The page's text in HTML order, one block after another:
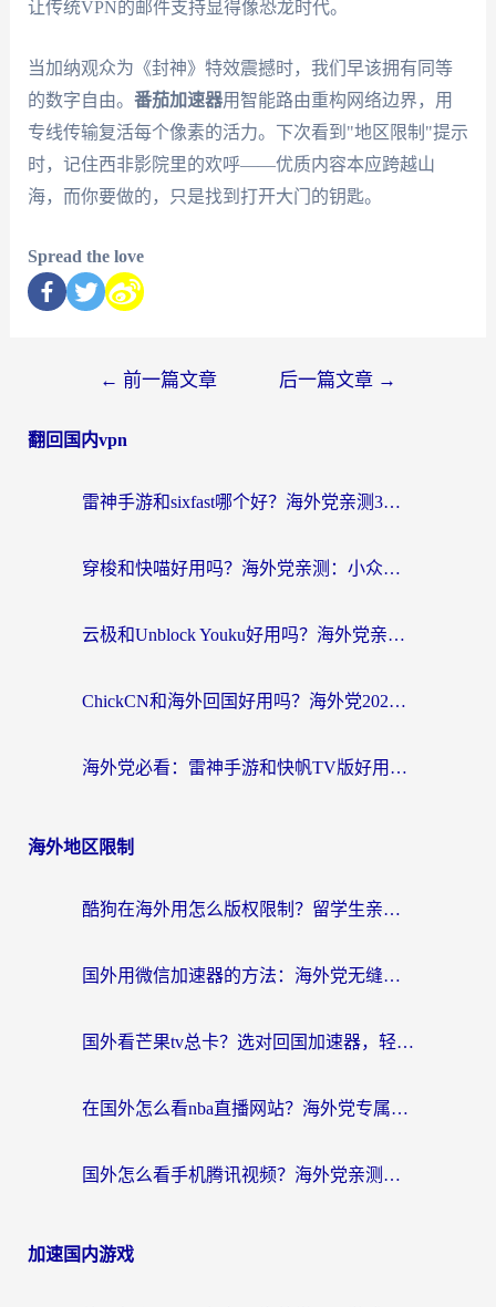
让传统VPN的邮件支持显得像恐龙时代。
当加纳观众为《封神》特效震撼时，我们早该拥有同等
的数字自由。 番茄加速器用智能路由重构网络边界，用
专线传输复活每个像素的活力。下次看到"地区限制"提示
时，记住西非影院里的欢呼——优质内容本应跨越山
海，而你要做的，只是找到打开大门的钥匙。
Spread the love
← 前一篇文章 后一篇文章 →
翻回国内vpn
雷神手游和sixfast哪个好？海外党亲测3款回国加速器，教你选对不踩坑
穿梭和快喵好用吗？海外党亲测：小众加速器对比+番茄加速器深度体验
云极和Unblock Youku好用吗？海外党亲测+2026回国加速器避坑指南
ChickCN和海外回国好用吗？海外党2026亲测：从手游到影音，选对加速器的3个关键
海外党必看：雷神手游和快帆TV版好用吗？3步选对回国加速器不踩坑
海外地区限制
酷狗在海外用怎么版权限制？留学生亲测：3步解决听国内音乐难题
国外用微信加速器的方法：海外党无缝连接国内生活的实用指南
国外看芒果tv总卡？选对回国加速器，轻松追《浪姐》不费劲
在国外怎么看nba直播网站？海外党专属体育观赛指南，告别地区限制！
国外怎么看手机腾讯视频？海外党亲测有效的追剧加速器选择指南
加速国内游戏